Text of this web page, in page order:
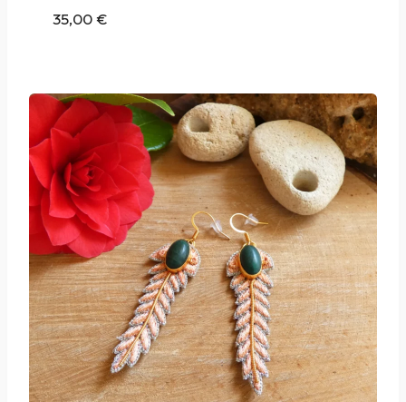
35,00€